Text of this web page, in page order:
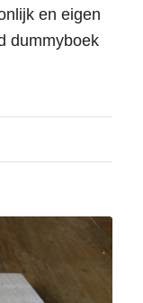
en eigen
dummyboek